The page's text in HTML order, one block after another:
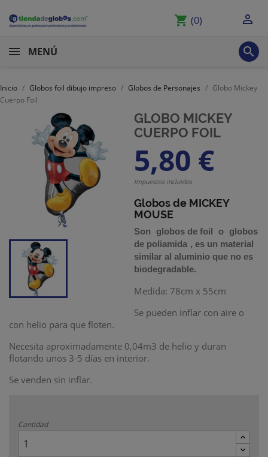
shopping_cart (0) 
MENÚ 
Inicio Globos foil dibujo impreso Globos de Personajes
Globo Mickey
Cuerpo Foil
GLOBO MICKEY
CUERPO FOIL
5,80 €
Impuestos incluidos
Globos de MICKEY
MOUSE
Son globos de foil o globos
de poliamida , es un material
similar al aluminio que no es
biodegradable.
Medida: 78cm x 55cm
Se pueden inflar con aire o
con helio para que floten.
Necesita aproximadamente 0,04m3 de helio y duran
flotando unos 3-5 días en interior.
Se venden sin inflar.
Cantidad